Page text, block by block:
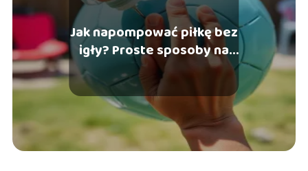
Jak napompować piłkę bez
igły? Proste sposoby na
awaryjne pompowanie